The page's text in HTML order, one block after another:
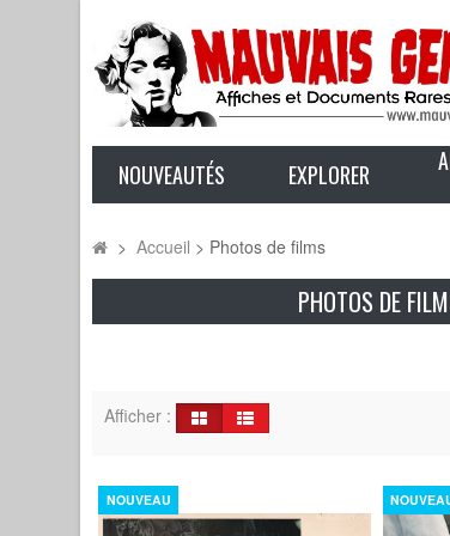
NOUVEAUTÉS EXPLORER
> Accueil > Photos de films
PHOTOS DE
Afficher :
NOUVEAU